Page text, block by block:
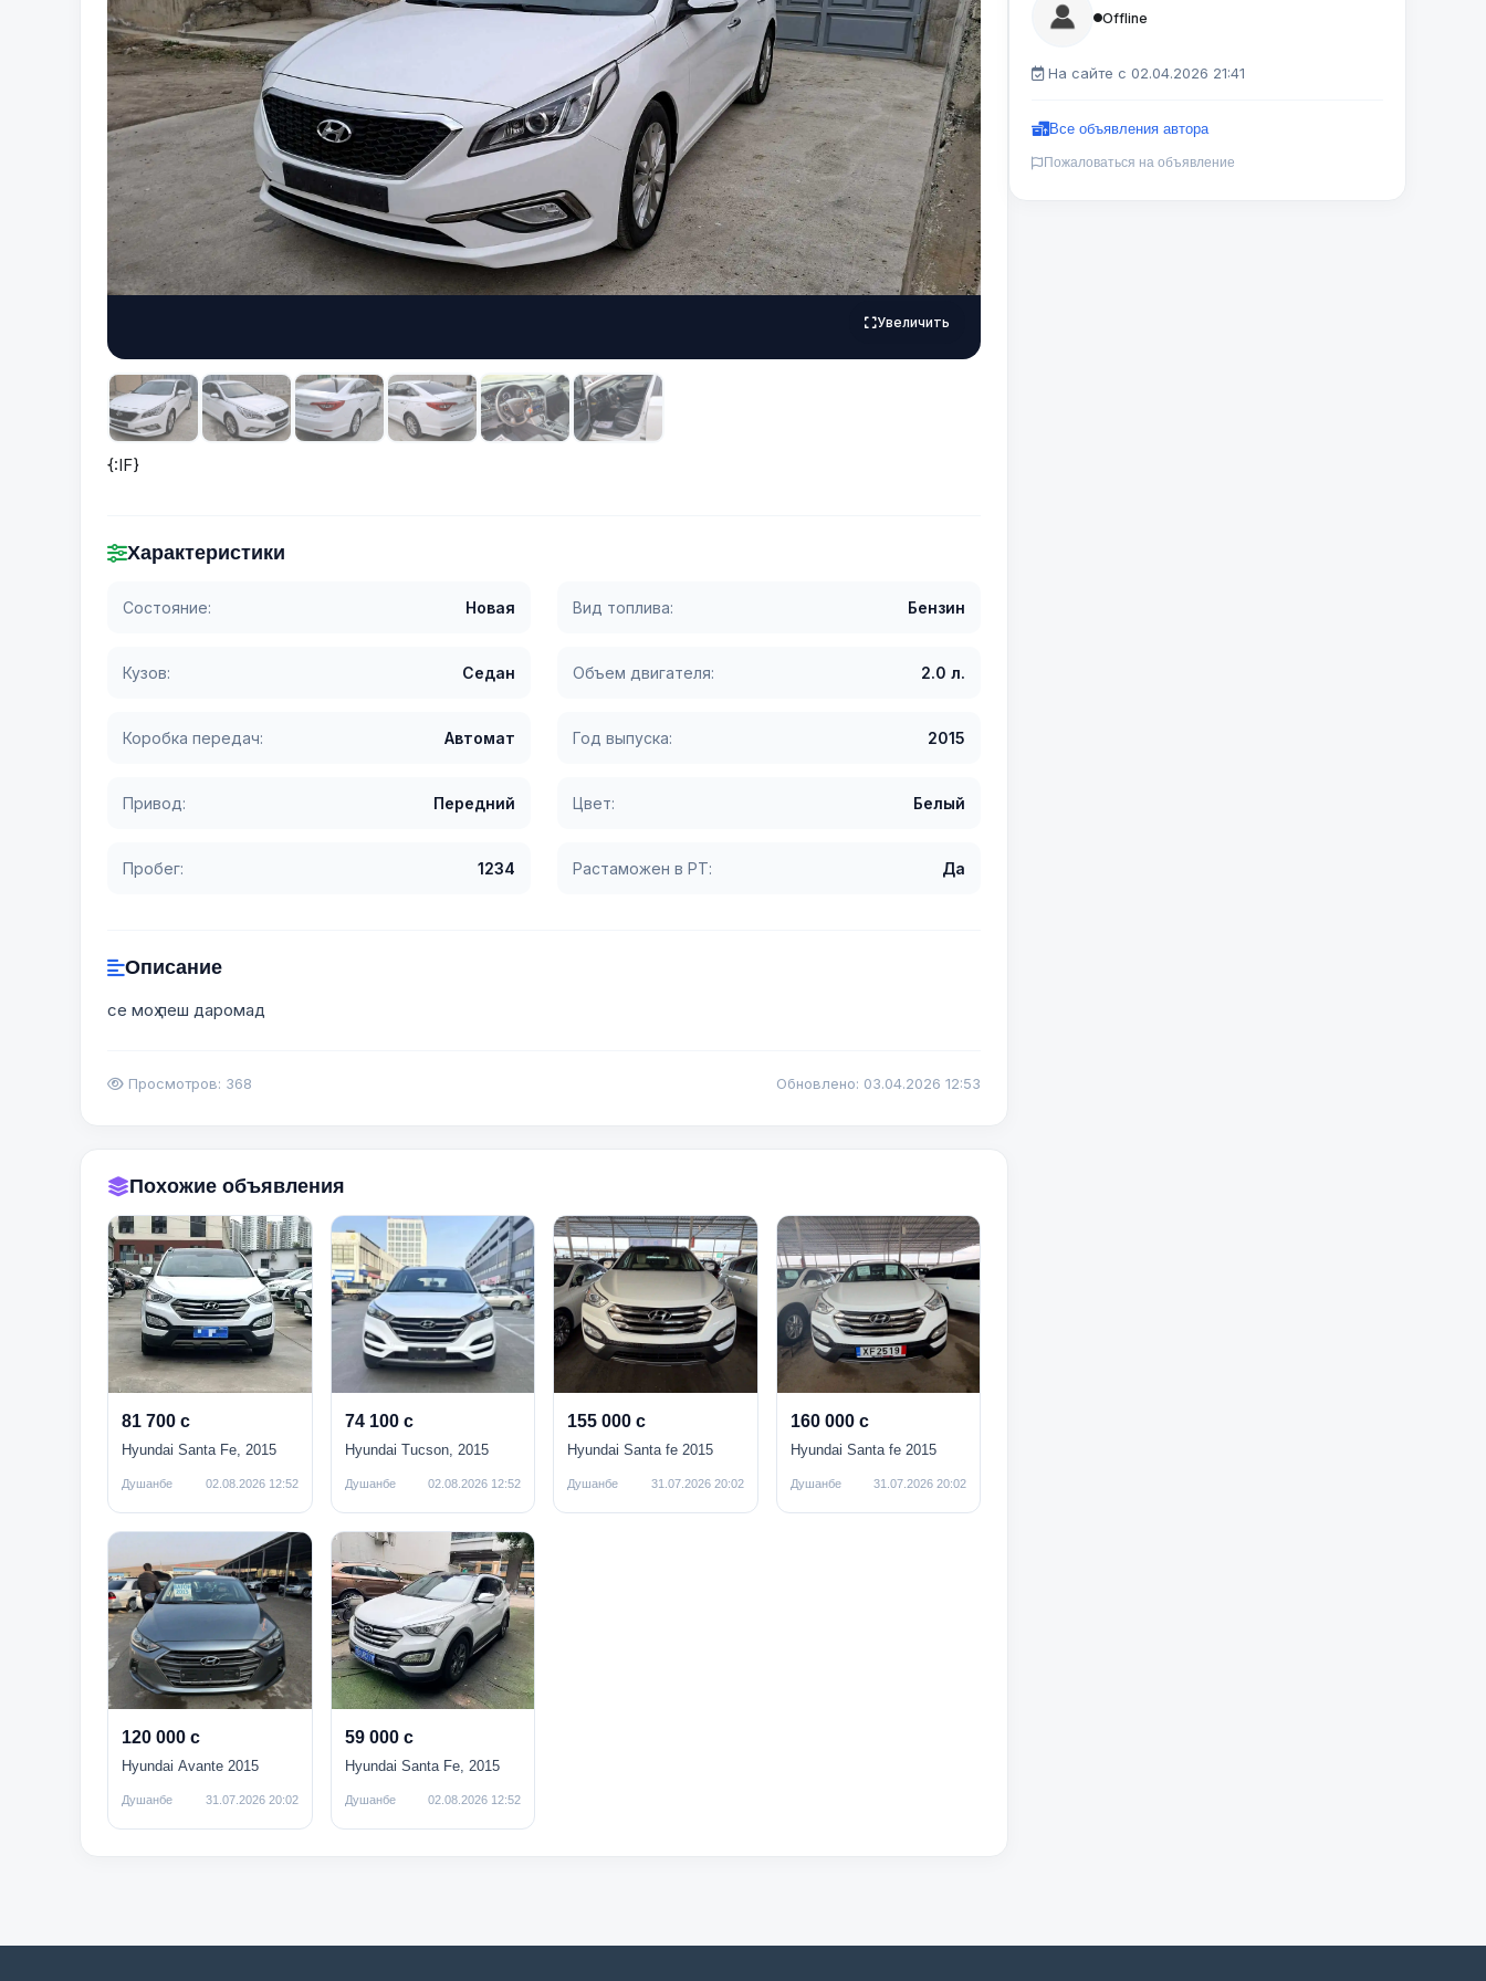
Увеличить
{:IF}
Характеристики
Состояние: Новая Вид топлива: Бензин
Кузов: Седан Объем двигателя: 2.0 л.
Коробка передач: Автомат Год выпуска: 2015
Привод: Передний Цвет: Белый
Пробег: 1234 Растаможен в РТ: Да
Описание
се моҳ пеш даромад
Просмотров: 368 Обновлено: 03.04.2026 12:53
Похожие объявления
81 700 с
Hyundai Santa Fe, 2015
Душанбе 02.08.2026 12:52
74 100 с
Hyundai Tucson, 2015
Душанбе 02.08.2026 12:52
155 000 с
Hyundai Santa fe 2015
Душанбе 31.07.2026 20:02
160 000 с
Hyundai Santa fe 2015
Душанбе 31.07.2026 20:02
120 000 с
Hyundai Avante 2015
Душанбе 31.07.2026 20:02
59 000 с
Hyundai Santa Fe, 2015
Душанбе 02.08.2026 12:52
Offline
На сайте с 02.04.2026 21:41
Все объявления автора
Пожаловаться на объявление